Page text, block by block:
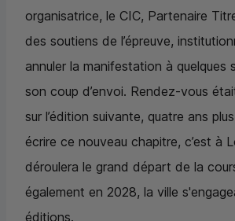
organisatrice, le CIC, Partenaire
des soutiens de l’épreuve,
annuler la manifestation à quelques
son coup d’envoi. Rendez-vous
sur l’édition suivante, quatre ans
écrire ce nouveau chapitre, c’est à
déroulera le grand départ de la
également en 2028, la ville
éditions.